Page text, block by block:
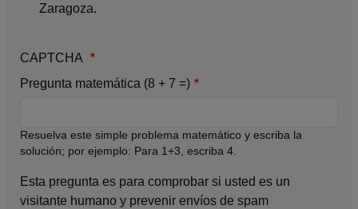
Zaragoza.
CAPTCHA
Pregunta matemática (8 + 7 =)
Resuelva este simple problema matemático y escriba la
solución; por ejemplo: Para 1+3, escriba 4.
Esta pregunta es para comprobar si usted es un
visitante humano y prevenir envíos de spam